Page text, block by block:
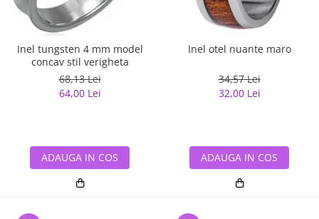
Inel tungsten 4 mm model
concav stil verigheta
68,13 Lei
64,00 Lei
ADAUGA IN COS
Inel otel nuante maro
34,57 Lei
32,00 Lei
ADAUGA IN COS